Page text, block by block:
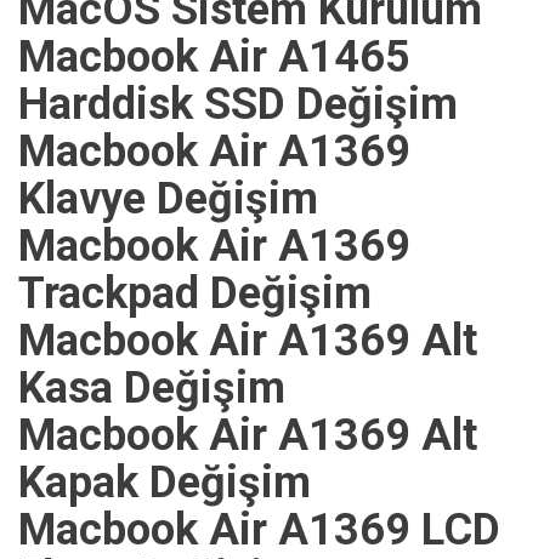
Macbook Air A1465
Harddisk SSD Değişim
Macbook Air A1369
Klavye Değişim
Macbook Air A1369
Trackpad Değişim
Macbook Air A1369 Alt
Kasa Değişim
Macbook Air A1369 Alt
Kapak Değişim
Macbook Air A1369 LCD